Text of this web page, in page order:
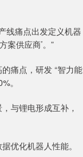
线痛点出发定义机器
案供应商’。”
痛点，研发 “智力能
。
与锂电形成互补，
优化机器人性能。